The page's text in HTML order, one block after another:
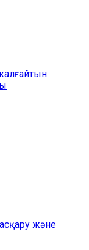
және